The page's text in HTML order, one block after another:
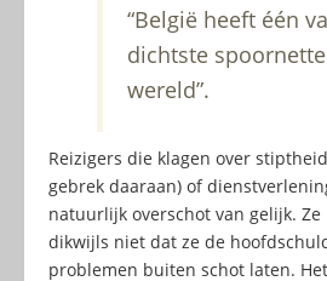
“België heeft één
dichtste
wereld”.
Reizigers die klagen over
gebrek daaraan) of
natuurlijk overschot van gelijk.
dikwijls niet dat ze de
problemen buiten schot laten.